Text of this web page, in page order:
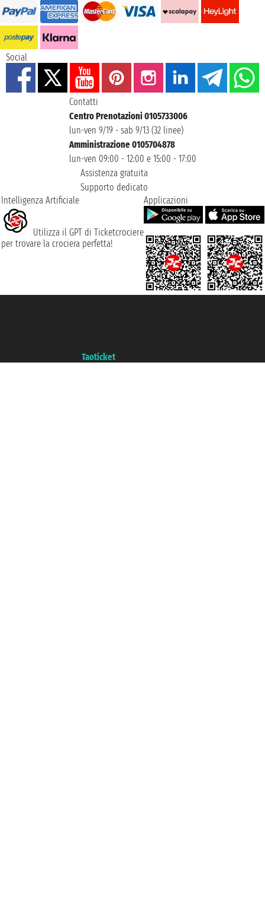
Social
Contatti
Centro Prenotazioni 0105733006
lun-ven 9/19 - sab 9/13 (32 linee)
Amministrazione 0105704878
lun-ven 09:00 - 12:00 e 15:00 - 17:00
Assistenza gratuita
Supporto dedicato
Intelligenza Artificiale
Utilizza il GPT di Ticketcrociere
per trovare la crociera perfetta!
Applicazioni
Taoticket